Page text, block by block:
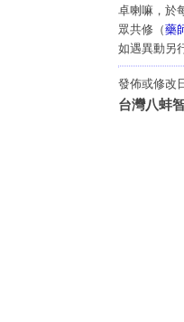
卓喇嘛，於
眾共修（藥
如遇異動另
發佈或修改
台灣八蚌